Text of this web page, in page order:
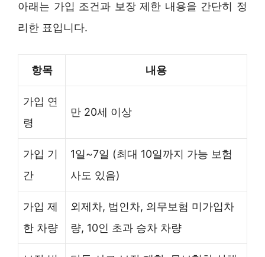
아래는 가입 조건과 보장 제한 내용을 간단히 정
리한 표입니다.
항목 내용
가입 연
령
만 20세 이상
가입 기
간
1일~7일 (최대 10일까지 가능 보험
사도 있음)
가입 제
한 차량
외제차, 법인차, 의무보험 미가입차
량, 10인 초과 승차 차량